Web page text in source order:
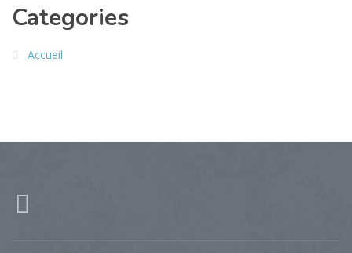
Categories
Accueil